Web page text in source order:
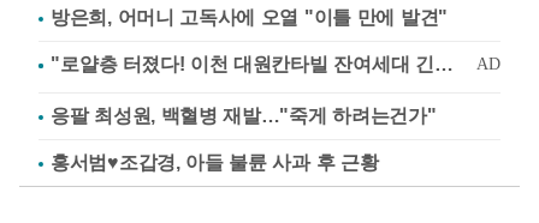
방은희, 어머니 고독사에 오열 "이틀 만에 발견"
응팔 최성원, 백혈병 재발…"죽게 하려는건가"
홍서범♥조갑경, 아들 불륜 사과 후 근황